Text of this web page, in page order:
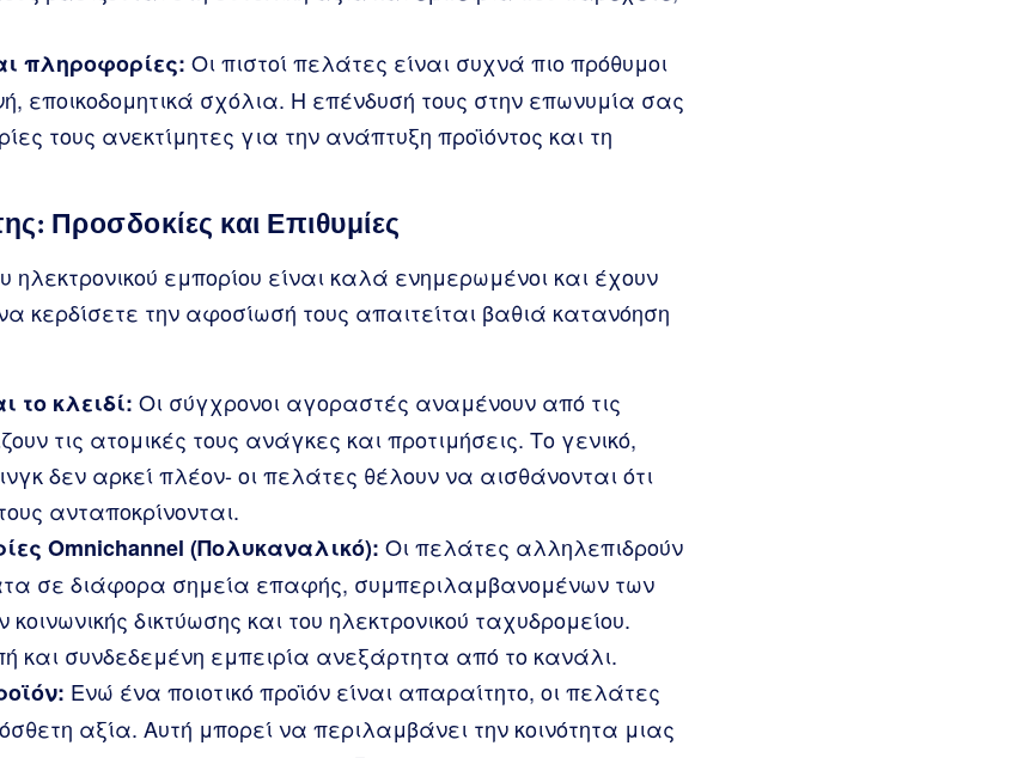
πληροφορίες: Οι πιστοί πελάτες είναι συχνά πιο πρόθυμοι
εποικοδομητικά σχόλια. Η επένδυσή τους στην επωνυμία σας
τους ανεκτίμητες για την ανάπτυξη προϊόντος και τη
Προσδοκίες και Επιθυμίες
ηλεκτρονικού εμπορίου είναι καλά ενημερωμένοι και έχουν
κερδίσετε την αφοσίωσή τους απαιτείται βαθιά κατανόηση
το κλειδί: Οι σύγχρονοι αγοραστές αναμένουν από τις
τις ατομικές τους ανάγκες και προτιμήσεις. Το γενικό,
δεν αρκεί πλέον- οι πελάτες θέλουν να αισθάνονται ότι
ανταποκρίνονται.
Omnichannel (Πολυκαναλικό): Οι πελάτες αλληλεπιδρούν
σε διάφορα σημεία επαφής, συμπεριλαμβανομένων των
δικτύωσης και του ηλεκτρονικού ταχυδρομείου.
και συνδεδεμένη εμπειρία ανεξάρτητα από το κανάλι.
Ενώ ένα ποιοτικό προϊόν είναι απαραίτητο, οι πελάτες
αξία. Αυτή μπορεί να περιλαμβάνει την κοινότητα μιας